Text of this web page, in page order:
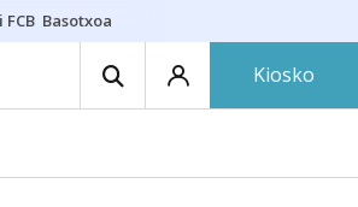
FCB Basotxoa
Kiosko